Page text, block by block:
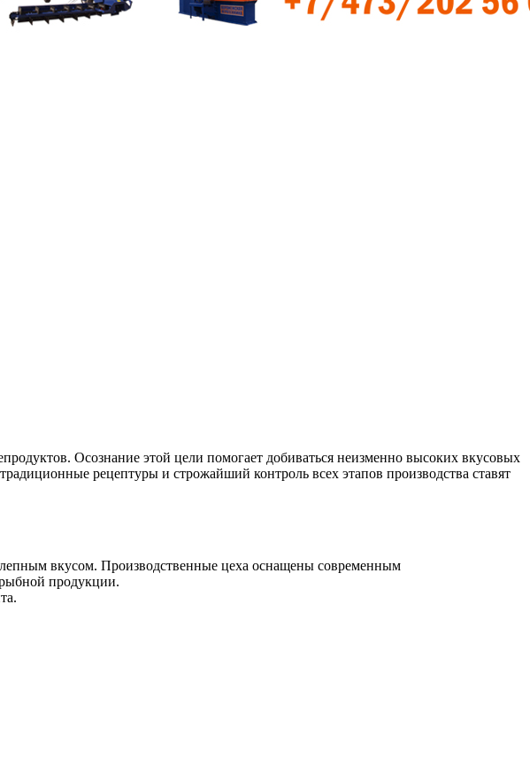
Осознание этой цели помогает добиваться неизменно высоких вкусовых
рецептуры и строжайший контроль всех этапов производства ставят
вкусом. Производственные цеха оснащены современным
продукции.